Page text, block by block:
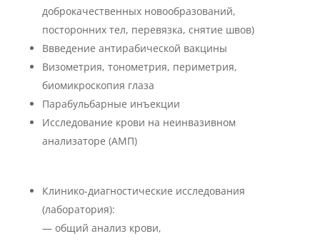
доброкачественных новообразований,
посторонних тел, перевязка, снятие швов)
Ввведение антирабической вакцины
Визометрия, тонометрия, периметрия,
биомикроскопия глаза
Парабульбарные инъекции
Исследование крови на неинвазивном
анализаторе (АМП)
Клинико-диагностические исследования
(лаборатория):
— общий анализ крови,